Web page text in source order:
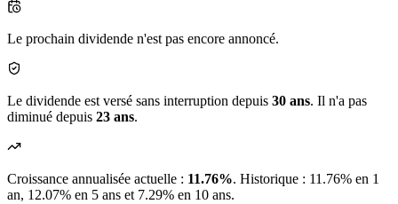
Le prochain dividende n'est pas encore annoncé.
Le dividende est versé sans interruption depuis 30 ans. Il n'a pas
diminué depuis 23 ans.
Croissance annualisée actuelle : 11.76%. Historique : 11.76% en 1
an, 12.07% en 5 ans et 7.29% en 10 ans.